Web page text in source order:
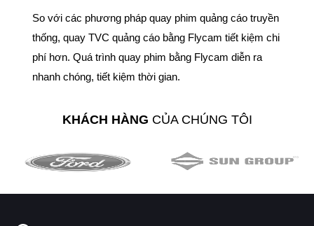
So với các phương pháp quay phim quảng cáo truyền
thống, quay TVC quảng cáo bằng Flycam tiết kiệm chi
phí hơn. Quá trình quay phim bằng Flycam diễn ra
nhanh chóng, tiết kiệm thời gian.
KHÁCH HÀNG CỦA CHÚNG TÔI